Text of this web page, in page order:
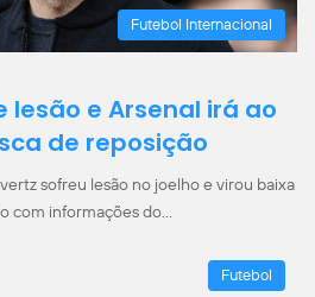
Futebol Internacional
lesão e Arsenal irá ao
de reposição
sofreu lesão no joelho e virou baixa
com informações do…
Futebol